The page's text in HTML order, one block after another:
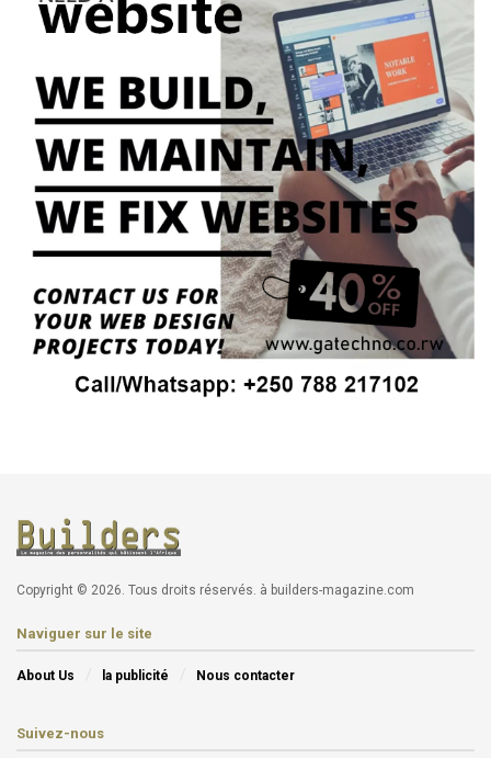
Copyright © 2026. Tous droits réservés. à builders-magazine.com
Naviguer sur le site
About Us la publicité Nous contacter
Suivez-nous